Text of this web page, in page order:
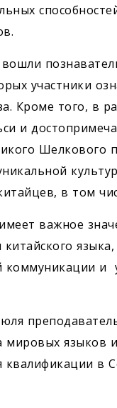
участники
Кроме того, в
и
Шелкового
в том
важное
коммуникации и
мировых
в